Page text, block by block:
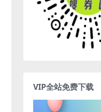
VIP全站免费下载